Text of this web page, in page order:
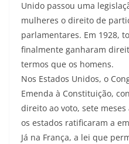
Unido passou uma
mulheres o direito de
parlamentares. Em 1928,
finalmente ganharam
termos que os homens.
Nos Estados Unidos, o
Emenda à Constituição,
direito ao voto, sete
os estados ratificaram a
Já na França, a lei que